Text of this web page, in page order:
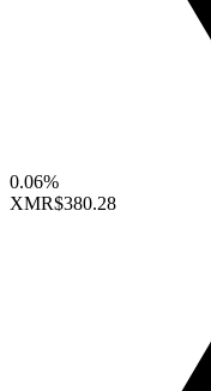
0.06%
XMR$380.28